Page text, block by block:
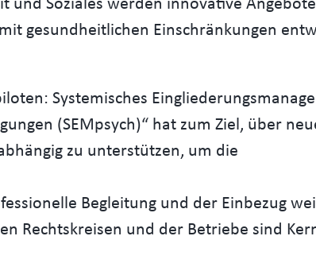
Soziales werden innovative
gesundheitlichen Einschränkungen
Systemisches
(SEMpsych)“ hat zum Ziel, über
zu unterstützen, um die
Begleitung und der Einbezug
Rechtskreisen und der Betriebe sind